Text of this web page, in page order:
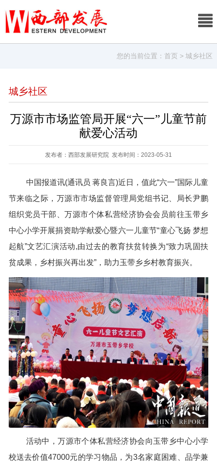
您的当前位置：首页 > 城乡社区
城乡社区
万源市市场监管局开展“六一”儿童节前
献爱心活动
发布者：西部发展研究院 发布时间：2023-05-31
中国报道讯(通讯员 蒋良言)近日，值此“六一”国际儿童
节来临之际，万源市市场监督管理局党组书记、局长尹鹏
组织党员干部、万源市个体私营经济协会会员前往玉带乡
中心小学开展捐资助学献爱心暨六一儿童节“童心飞扬 梦想
起航”文艺汇演活动,由过去的教育扶贫转换为“致力巩固扶
贫成果，乡村振兴再出发”，助力玉带乡乡村教育振兴。
活动中，万源市个体私营经济协会向玉带乡中心小学
校送去价值47000元的学习物品，为3名家庭困难、品学兼